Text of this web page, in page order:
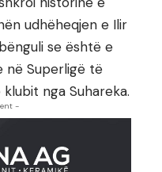
udhëheqjen e Ilir
se është e
në Superligë të
nga Suhareka.
-